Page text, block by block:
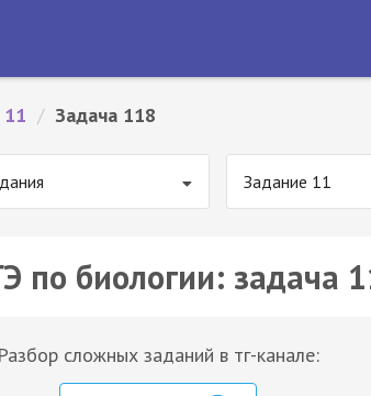
/ Задача 118
Задание 11
по биологии: задача
Разбор сложных заданий в тг-канале: